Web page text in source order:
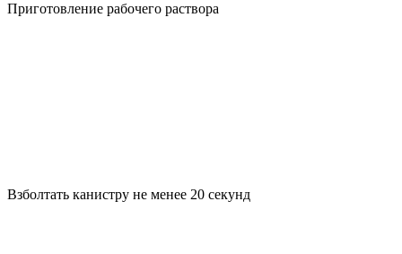
Приготовление рабочего раствора
Взболтать канистру не менее 20 секунд